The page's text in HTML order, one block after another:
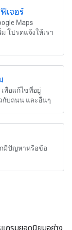
เจอร์
Maps
โปรดแจ้งให้เรา
เพื่อแก้ไขที่อยู่
กับถนน และอื่นๆ
มีปัญหาหรือข้อ
แกรมยอดนิยมอย่าง